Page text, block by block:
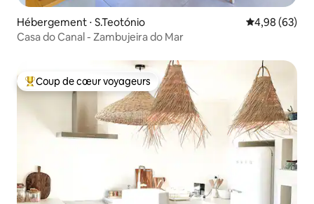
Hébergement ⋅ S.Teotónio Évaluation
4,98 (63)
Casa do Canal - Zambujeira do Mar
Coups de cœur voyageurs les plus appréciés
Coup de cœur voyageurs